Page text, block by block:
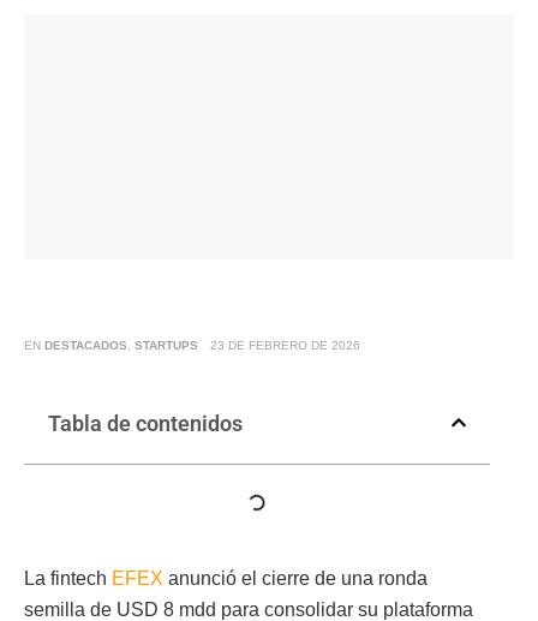
EN DESTACADOS STARTUPS 23 DE FEBRERO DE 2026
Tabla de contenidos
La fintech EFEX anunció el cierre de una ronda
semilla de USD 8 mdd para consolidar su plataforma